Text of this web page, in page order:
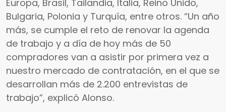
Europa, Brasil, Tailandia, Italia, Reino Unido,
Bulgaria, Polonia y Turquía, entre otros. “Un año
más, se cumple el reto de renovar la agenda
de trabajo y a día de hoy más de 50
compradores van a asistir por primera vez a
nuestro mercado de contratación, en el que se
desarrollan más de 2.200 entrevistas de
trabajo”, explicó Alonso.